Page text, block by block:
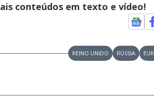
conteúdos em texto e vídeo!
REINO UNIDO RÚSSIA